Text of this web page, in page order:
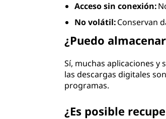
Acceso sin conexión:
No volátil:Conservan
¿Puedo
Sí, muchas aplicaciones
las descargas digitales
programas.
¿Es posible